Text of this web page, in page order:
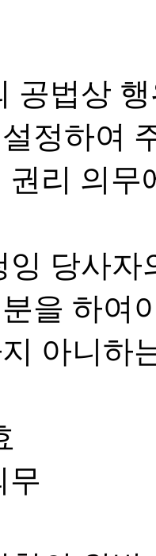
공법상
정하여
권리 의
잉 당사자
을 하여
아니하